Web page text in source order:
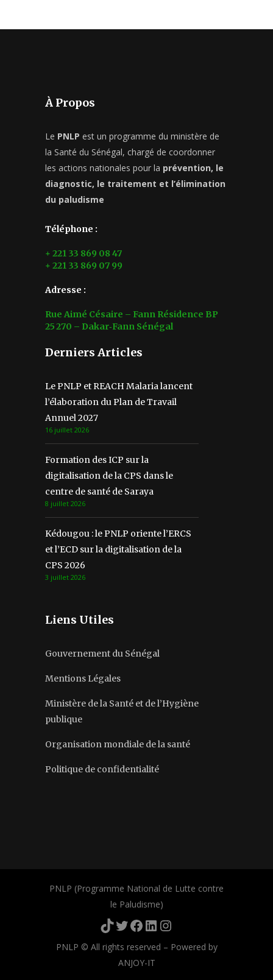
À Propos
Le PNLP est un programme du ministère de
la Santé du Sénégal, chargé de coordonner
les actions nationales pour la prévention, le
diagnostic, le traitement et l’élimination
du paludisme
Téléphone :
+ 221 33 869 08 47
+ 221 33 869 07 99
Adresse :
Rue Aimé Césaire – Fann Résidence BP
25 270 – Dakar‑Fann Sénégal
Derniers Articles
Le PNLP et REACH Malaria lancent
l’élaboration du Plan de Travail
Annuel 2027
16 juillet 2026
Formation des ICP sur la
digitalisation de la CPS dans le
centre de santé de Saraya
8 juillet 2026
Kédougou : le PNLP oriente l’ERCS
et l’ECD sur la digitalisation de la
CPS 2026
3 juillet 2026
Liens Utiles
Gouvernement du Sénégal
Mentions Légales
Ministère de la Santé et de l’Hygiène
publique
Organisation mondiale de la santé
Politique de confidentialité
PNLP (Programme National de Lutte contre
le Paludisme)
TikTok
Twitter
Facebook
LinkedIn
Instagram
PNLP © All rights reserved – Powered by
ANJOY-IT